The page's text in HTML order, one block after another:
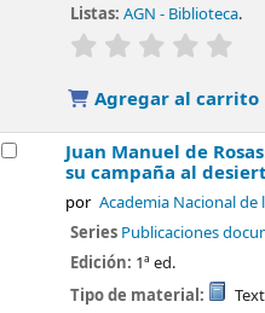
Listas: AGN - Biblioteca.
valoración
Agregar al carrito
Juan Manuel de
su campaña al
por Academia Nacional de
Series Publicaciones
Edición: 1ª ed.
Tipo de material: